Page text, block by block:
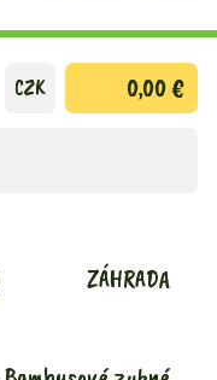
ZÁHRADA
CZK 0,00 €